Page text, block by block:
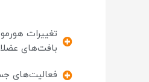
تغییرات
بافت‌های
فعالیت‌های